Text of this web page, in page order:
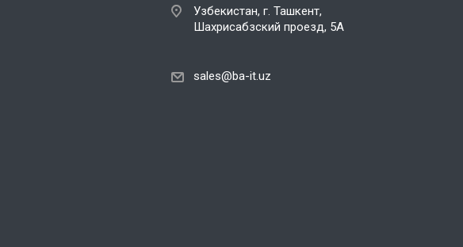
Узбекистан, г. Ташкент,
Шахрисабзский проезд, 5А
sales@ba-it.uz